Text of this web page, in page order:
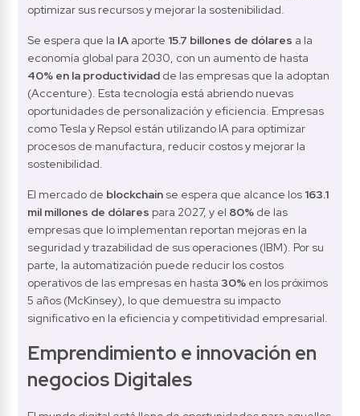
optimizar sus recursos y mejorar la sostenibilidad.
Se espera que la IA aporte 15.7 billones de dólares a la
40% en la productividad de las empresas que la adoptan
(Accenture). Esta tecnología está abriendo nuevas
oportunidades de personalización y eficiencia. Empresas
como Tesla y Repsol están utilizando IA para optimizar
procesos de manufactura, reducir costos y mejorar la
sostenibilidad.
El mercado de blockchain se espera que alcance los 163.1
mil millones de dólares para 2027, y el 80% de las
empresas que lo implementan reportan mejoras en la
seguridad y trazabilidad de sus operaciones (IBM). Por su
parte, la automatización puede reducir los costos
operativos de las empresas en hasta 30% en los próximos
5 años (McKinsey), lo que demuestra su impacto
significativo en la eficiencia y competitividad empresarial.
Emprendimiento e innovación en
negocios Digitales